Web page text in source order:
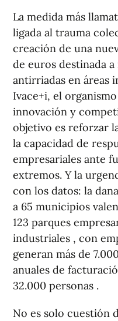
La medida más
ligada al trauma
creación de una
de euros destinada
antirriadas en áreas
Ivace+i, el
innovación y
objetivo es reforzar
la capacidad de
empresariales ante
extremos. Y la
con los datos: la
a 65 municipios
123 parques
industriales , con
generan más de
anuales de
32.000 personas .
No es solo cuestión